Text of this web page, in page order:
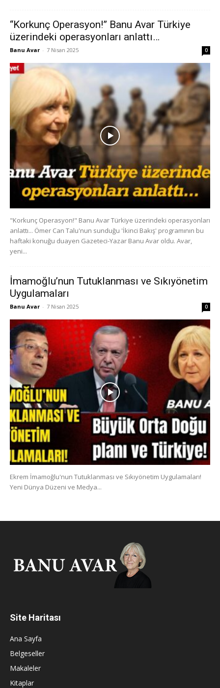
“Korkunç Operasyon!” Banu Avar Türkiye
üzerindeki operasyonları anlattı…
Banu Avar - 7 Nisan 2025 0
"Korkunç Operasyon!" Banu Avar Türkiye üzerindeki operasyonları
anlattı... Ömer Can Talu'nun sunduğu 'İkinci Bakış' programının bu
haftaki konuğu duayen Gazeteci-Yazar Banu Avar oldu. Avar,
yeni...
İmamoğlu’nun Tutuklanması ve Sıkıyönetim
Uygulamaları
Banu Avar - 7 Nisan 2025 0
Ekrem İmamoğlu'nun Tutuklanması ve Sıkıyönetim Uygulamaları!
Yeni Dünya Düzeni ve Medya...
Site Haritası
Ana Sayfa
Belgeseller
Makaleler
Kitaplar